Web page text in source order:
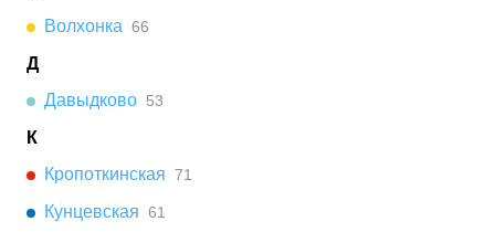
Волхонка 66
Д
Давыдково 53
К
Кропоткинская 71
Кунцевская 61